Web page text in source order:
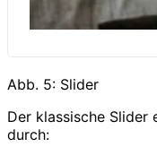
Abb. 5: Slider
Der klassische
durch: